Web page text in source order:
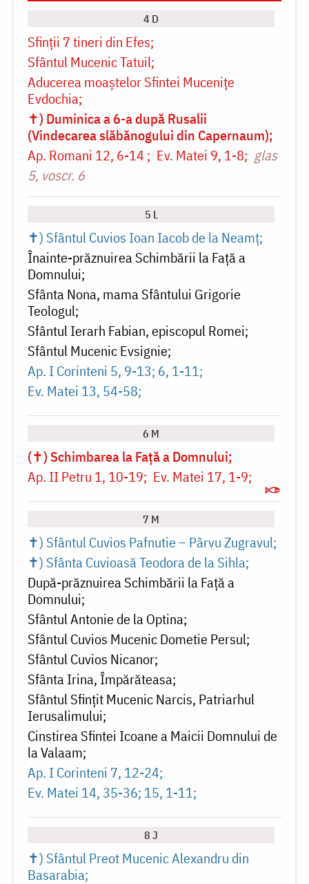
4 D
Sfinții 7 tineri din Efes
Sfântul Mucenic Tatuil
Aducerea moaștelor Sfintei Mucenițe
Evdochia
✝) Duminica a 6-a după Rusalii
(Vindecarea slăbănogului din Capernaum)
Ap. Romani 12, 6-14
Ev. Matei 9, 1-8
glas
5, voscr. 6
5 L
✝) Sfântul Cuvios Ioan Iacob de la Neamț
Înainte-prăznuirea Schimbării la Față a
Domnului
Sfânta Nona, mama Sfântului Grigorie
Teologul
Sfântul Ierarh Fabian, episcopul Romei
Sfântul Mucenic Evsignie
Ap. I Corinteni 5, 9-13; 6, 1-11
Ev. Matei 13, 54-58
6 M
(✝) Schimbarea la Față a Domnului
Ap. II Petru 1, 10-19 Ev. Matei 17, 1-9
7 M
✝) Sfântul Cuvios Pafnutie – Pârvu Zugravul
✝) Sfânta Cuvioasă Teodora de la Sihla
După-prăznuirea Schimbării la Față a
Domnului
Sfântul Antonie de la Optina
Sfântul Cuvios Mucenic Dometie Persul
Sfântul Cuvios Nicanor
Sfânta Irina, Împărăteasa
Sfântul Sfinţit Mucenic Narcis, Patriarhul
Ierusalimului
Cinstirea Sfintei Icoane a Maicii Domnului de
la Valaam
Ap. I Corinteni 7, 12-24
Ev. Matei 14, 35-36; 15, 1-11
8 J
✝) Sfântul Preot Mucenic Alexandru din
Basarabia